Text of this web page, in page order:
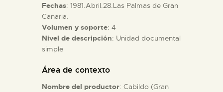
COLECCIONES
DIDÁCTICA
ESPAÑOL
Fechas: 1981.Abril.28.Las Palmas de Gran
Canaria.
Volumen y soporte: 4
Nivel de descripción: Unidad documental
simple
Área de contexto
Nombre del productor: Cabildo (Gran